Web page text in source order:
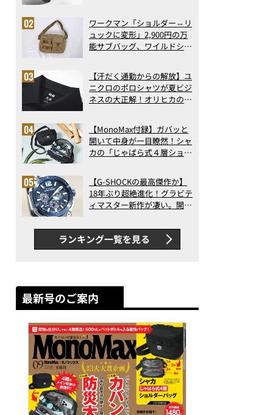
ト3】（2026年6月版）
ワークマン「ショルダー⇔リ
ュックに変形」2,900円の万
能サブバッグ、ワイルドシン
記事ランキングベスト3】
（2026年6月版）
【汗だく通勤からの解放】ユ
ニクロのポロシャツが夏ビジ
ネスの大正解！オリヒカの透
アの実力
【MonoMax付録】ガバッと
開いて中身が一目瞭然！シャ
カの「じゃばら式４層ショル
った！
【G-SHOCKの最高傑作か】
18年ぶり超絶進化！グラビテ
ィマスター新作が凄い。開発
新ムーブメントの衝撃
ランキング一覧を見る
最新号のご案内